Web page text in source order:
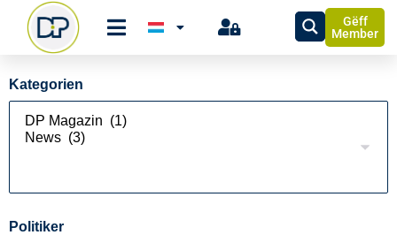
Gëff
Member
Kategorien
Politiker